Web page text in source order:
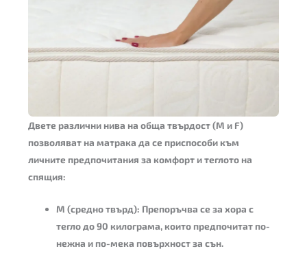
Двете различни нива наобща твърдост (M и F)
позволяват на матрака да се приспособи към
личните предпочитания за комфорт и теглото на
спящия:
M (средно твърд): Препоръчва се за хора с
тегло до 90 килограма, които предпочитат по-
нежна и по-мека повърхност за сън.